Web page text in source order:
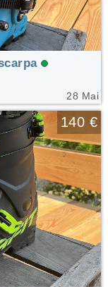
28 Mai
140 €